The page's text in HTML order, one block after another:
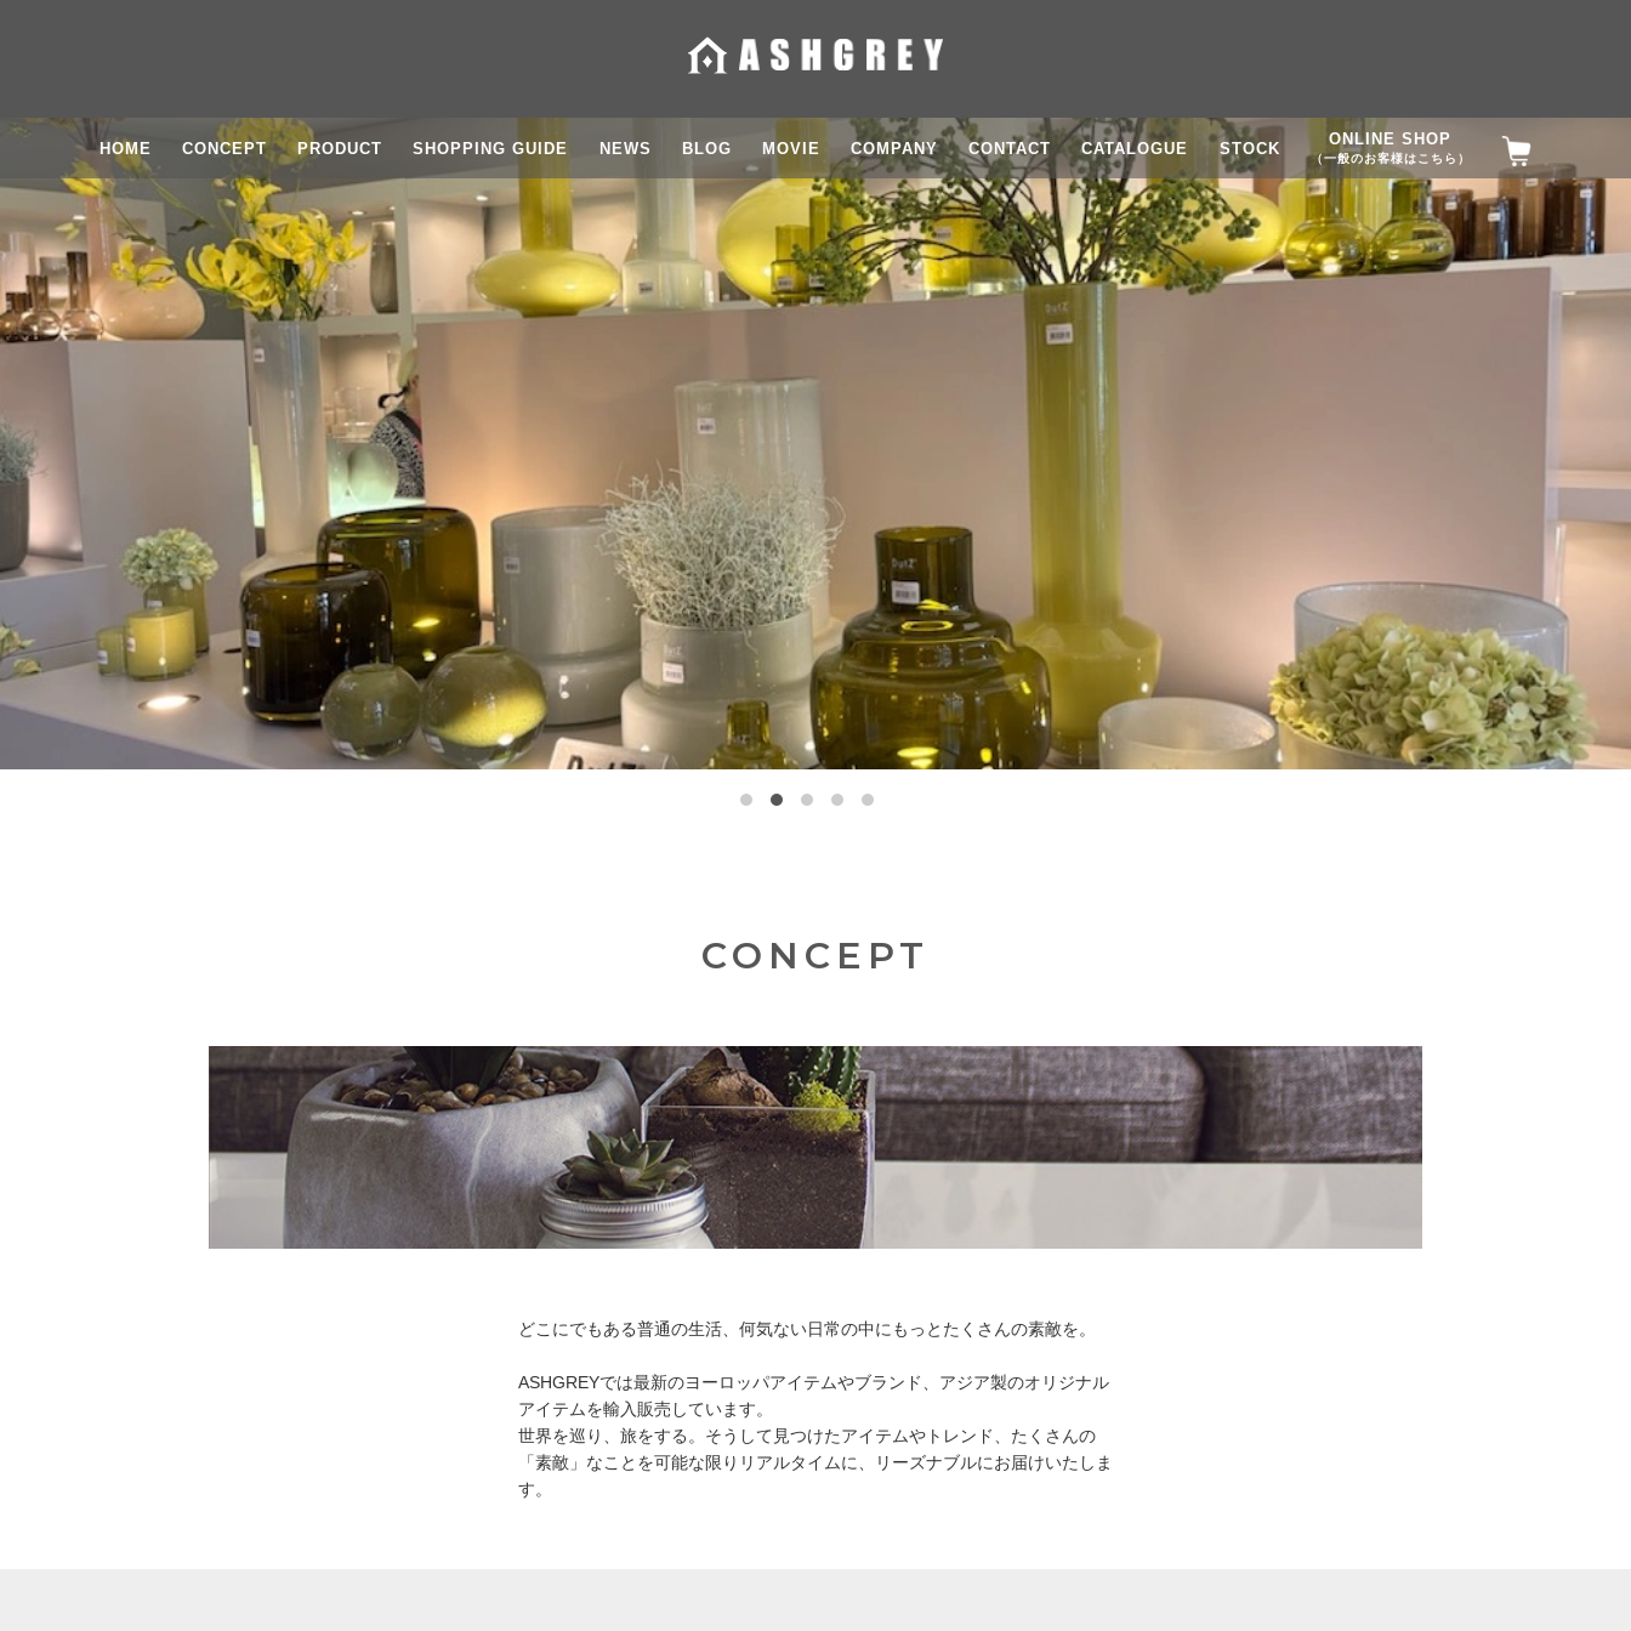
HOME CONCEPT PRODUCT SHOPPING GUIDE NEWS BLOG MOVIE COMPANY CONTACT CATALOGUE STOCK
ONLINE SHOP
（一般のお客様はこちら）
CONCEPT
どこにでもある普通の生活、何気ない日常の中にもっとたくさんの素敵を。
ASHGREYでは最新のヨーロッパアイテムやブランド、アジア製のオリジナル
アイテムを輸入販売しています。
世界を巡り、旅をする。そうして見つけたアイテムやトレンド、たくさんの
「素敵」なことを可能な限りリアルタイムに、リーズナブルにお届けいたしま
す。